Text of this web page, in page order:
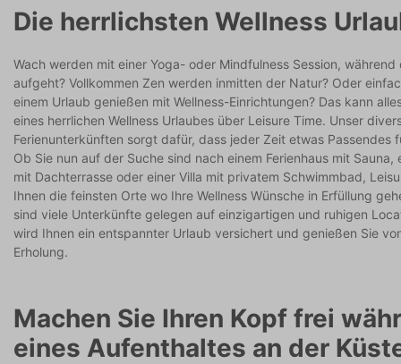
Die herrlichsten Wellness
Wach werden mit einer Yoga- oder Mindfulness Session, während
aufgeht? Vollkommen Zen werden inmitten der Natur? Oder
einem Urlaub genießen mit Wellness-Einrichtungen? Das kann
eines herrlichen Wellness Urlaubes über Leisure Time. Unser
Ferienunterkünften sorgt dafür, dass jeder Zeit etwas Passendes
Ob Sie nun auf der Suche sind nach einem Ferienhaus mit Sauna,
mit Dachterrasse oder einer Villa mit privatem Schwimmbad,
Ihnen die feinsten Orte wo Ihre Wellness Wünsche in Erfüllung
sind viele Unterkünfte gelegen auf einzigartigen und ruhigen
wird Ihnen ein entspannter Urlaub versichert und genießen Sie
Erholung.
Machen Sie Ihren Kopf frei
eines Aufenthaltes an der